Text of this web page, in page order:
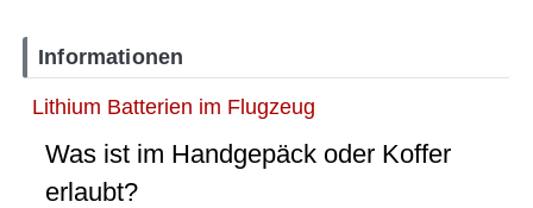
Informationen
Lithium Batterien im Flugzeug
Was ist im Handgepäck oder Koffer
erlaubt?